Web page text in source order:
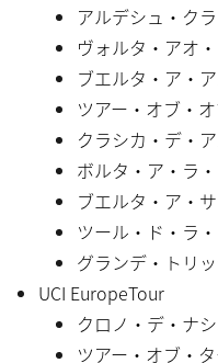
アルデシュ・ク
ヴォルタ・アオ
ブエルタ・ア・
ツアー・オブ・
クラシカ・デ・
ボルタ・ア・ラ
ブエルタ・ア・
ツール・ド・ラ
グランデ・トリ
UCI EuropeTour
クロノ・デ・ナ
ツアー・オブ・